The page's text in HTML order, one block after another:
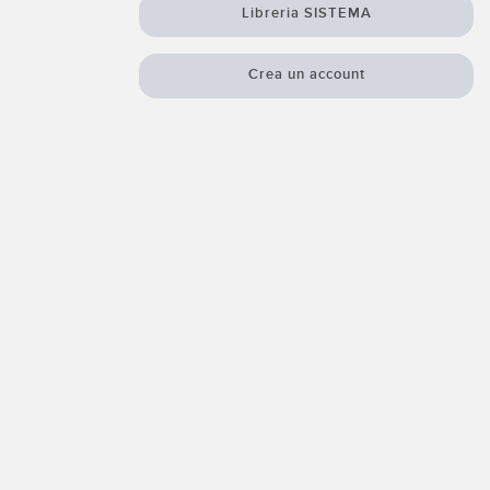
TECNOLOGIA
Libreria SISTEMA
Crea un account